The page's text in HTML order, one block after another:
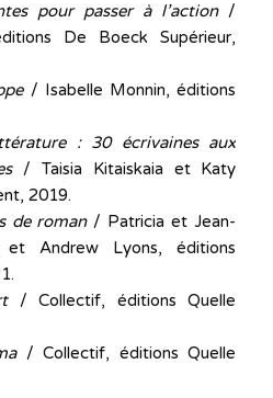
pour passer à l’action/
De Boeck Supérieur,
/ Isabelle Monnin, éditions
: 30 écrivaines aux
/ Taisia Kitaiskaia et Katy
2019.
de roman/ Patricia et Jean-
et Andrew Lyons, éditions
/ Collectif, éditions Quelle
/ Collectif, éditions Quelle